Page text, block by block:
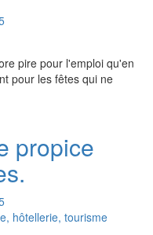
pire pour l'emploi qu'en
pour les fêtes qui ne
propice
hôtellerie, tourisme